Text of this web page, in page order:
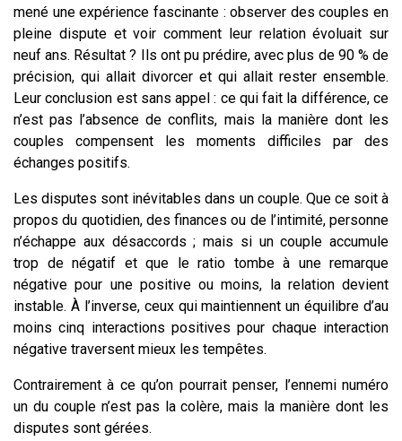
mené une expérience fascinante : observer des couples en
pleine dispute et voir comment leur relation évoluait sur
neuf ans. Résultat ? Ils ont pu prédire, avec plus de 90 % de
précision, qui allait divorcer et qui allait rester ensemble.
Leur conclusion est sans appel : ce qui fait la différence, ce
n’est pas l’absence de conflits, mais la manière dont les
couples compensent les moments difficiles par des
échanges positifs.
Les disputes sont inévitables dans un couple. Que ce soit à
propos du quotidien, des finances ou de l’intimité, personne
n’échappe aux désaccords ; mais si un couple accumule
trop de négatif et que le ratio tombe à une remarque
négative pour une positive ou moins, la relation devient
instable. À l’inverse, ceux qui maintiennent un équilibre d’au
moins cinq interactions positives pour chaque interaction
négative traversent mieux les tempêtes.
Contrairement à ce qu’on pourrait penser, l’ennemi numéro
un du couple n’est pas la colère, mais la manière dont les
disputes sont gérées.